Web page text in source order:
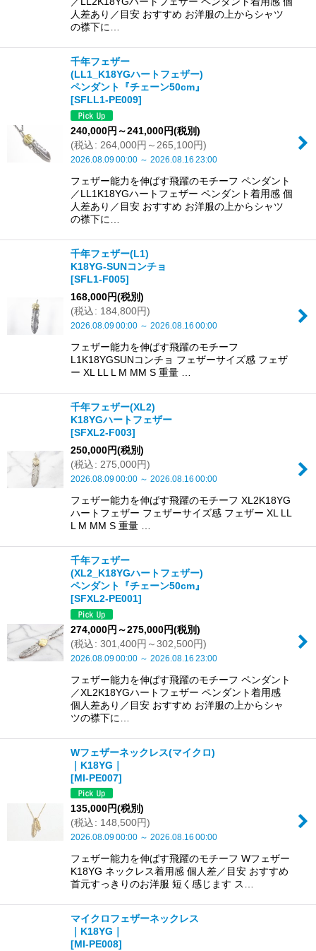
人差あり／目安 おすすめ お洋服の上からシャツ
の襟下に…
千年フェザー
(LL1_K18YGハートフェザー)
ペンダント『チェーン50cm』
[SFLL1-PE009]
240,000円 ～241,000円(税別)
(税込: 264,000円 ～265,100円)
2026.08.0900:00 ～ 2026.08.16 23:00
フェザー能力を伸ばす飛躍のモチーフ ペンダント
／LL1K18YGハートフェザー ペンダント着用感 個
人差あり／目安 おすすめ お洋服の上からシャツ
の襟下に…
千年フェザー(L1)
K18YG-SUNコンチョ
[SFL1-F005]
168,000円(税別)
(税込: 184,800円)
2026.08.0900:00 ～ 2026.08.16 00:00
フェザー能力を伸ばす飛躍のモチーフ
L1K18YGSUNコンチョ フェザーサイズ感 フェザ
ー XL LL L M MM S 重量 …
千年フェザー(XL2)
K18YGハートフェザー
[SFXL2-F003]
250,000円(税別)
(税込: 275,000円)
2026.08.0900:00 ～ 2026.08.16 00:00
フェザー能力を伸ばす飛躍のモチーフ XL2K18YG
ハートフェザー フェザーサイズ感 フェザー XL LL
L M MM S 重量 …
千年フェザー
(XL2_K18YGハートフェザー)
ペンダント『チェーン50cm』
[SFXL2-PE001]
274,000円 ～275,000円(税別)
(税込: 301,400円 ～302,500円)
2026.08.0900:00 ～ 2026.08.16 23:00
フェザー能力を伸ばす飛躍のモチーフ ペンダント
／XL2K18YGハートフェザー ペンダント着用感
個人差あり／目安 おすすめ お洋服の上からシャ
ツの襟下に…
Wフェザーネックレス(マイクロ)
｜K18YG｜
[MI-PE007]
135,000円(税別)
(税込: 148,500円)
2026.08.0900:00 ～ 2026.08.16 00:00
フェザー能力を伸ばす飛躍のモチーフ Wフェザー
K18YG ネックレス着用感 個人差／目安 おすすめ
首元すっきりのお洋服 短く感じます ス…
マイクロフェザーネックレス
｜K18YG｜
[MI-PE008]